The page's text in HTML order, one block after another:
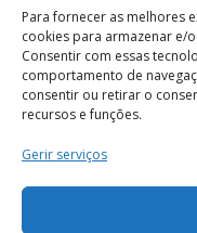
Para fornecer as melhores
cookies para armazenar e/
Consentir com essas
comportamento de
consentir ou retirar o
recursos e funções.
Gerir serviços
Termos e